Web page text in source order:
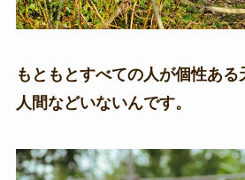
もともとすべての人が個性ある
人間などいないんです。